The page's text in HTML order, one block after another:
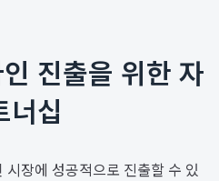
진출을 위한 자
너십
장에 성공적으로 진출할 수 있